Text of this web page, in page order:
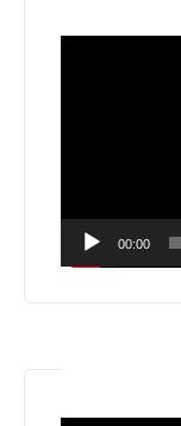
00:00